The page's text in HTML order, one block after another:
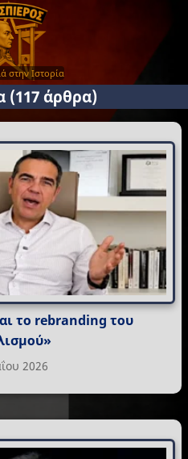
στην Ιστορία
(117 άρθρα)
το rebranding του
2026